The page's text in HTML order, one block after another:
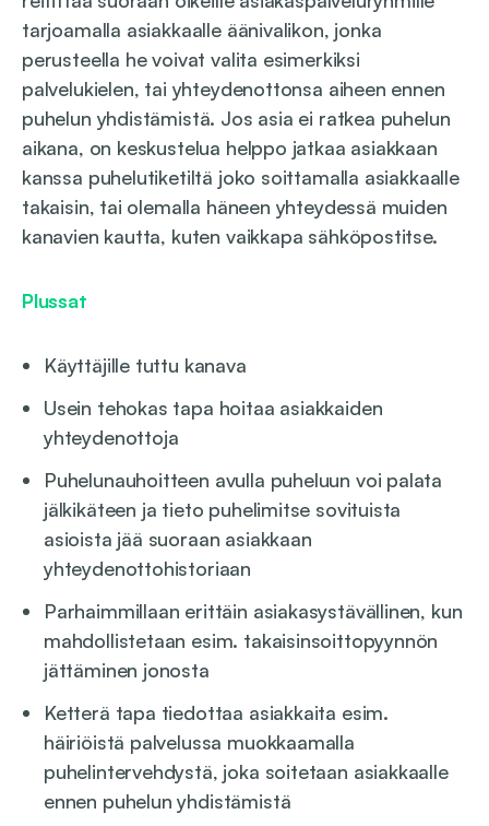
tarjoamalla asiakkaalle äänivalikon, jonka
perusteella he voivat valita esimerkiksi
palvelukielen, tai yhteydenottonsa aiheen ennen
puhelun yhdistämistä. Jos asia ei ratkea puhelun
aikana, on keskustelua helppo jatkaa asiakkaan
kanssa puhelutiketiltä joko soittamalla asiakkaalle
takaisin, tai olemalla häneen yhteydessä muiden
kanavien kautta, kuten vaikkapa sähköpostitse.
Plussat
Käyttäjille tuttu kanava
Usein tehokas tapa hoitaa asiakkaiden
yhteydenottoja
Puhelunauhoitteen avulla puheluun voi palata
jälkikäteen ja tieto puhelimitse sovituista
asioista jää suoraan asiakkaan
yhteydenottohistoriaan
Parhaimmillaan erittäin asiakasystävällinen, kun
mahdollistetaan esim. takaisinsoittopyynnön
jättäminen jonosta
Ketterä tapa tiedottaa asiakkaita esim.
häiriöistä palvelussa muokkaamalla
puhelintervehdystä, joka soitetaan asiakkaalle
ennen puhelun yhdistämistä